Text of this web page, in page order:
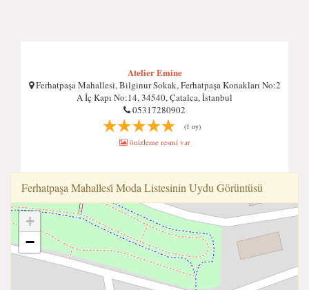
Atelier Emine
Ferhatpaşa Mahallesi, Bilginur Sokak, Ferhatpaşa Konakları No:2
A İç Kapı No:14, 34540, Çatalca, İstanbul
05317280902
(1 oy)
önizleme resmi var
Ferhatpaşa Mahallesi̇̇ Moda Listesinin Uydu Görüntüsü
+
−